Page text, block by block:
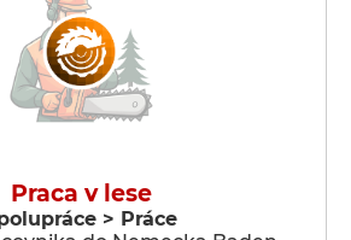
Praca v lese
> Práce